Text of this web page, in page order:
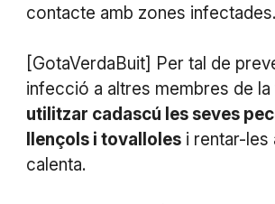
contacte amb zones infectades.
[GotaVerdaBuit] Per tal de
infecció a altres membres de la
utilitzar cadascú les seves
llençols i tovallolesi rentar-les
calenta.